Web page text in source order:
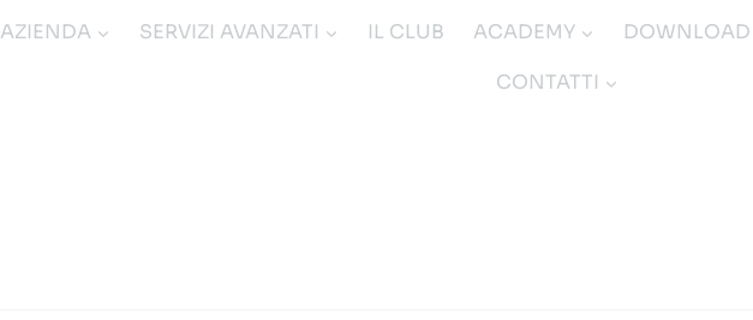
AZIENDA SERVIZI AVANZATI IL CLUB ACADEMY
DOWNLOAD
CONTATTI